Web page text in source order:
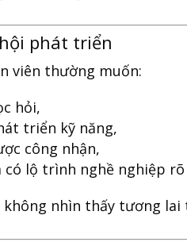
phát triển
viên thường muốn:
hỏi,
triển kỹ năng,
công nhận,
có lộ trình nghề nghiệp rõ
không nhìn thấy tương